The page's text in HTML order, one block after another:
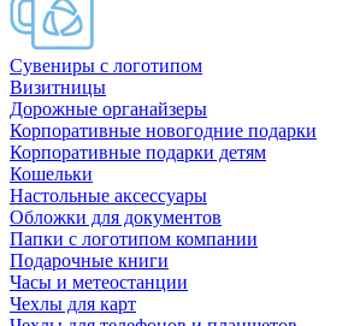
Сувениры с логотипом
Визитницы
Дорожные органайзеры
Корпоративные новогодние подарки
Корпоративные подарки детям
Кошельки
Настольные аксессуары
Обложки для документов
Папки с логотипом компании
Подарочные книги
Часы и метеостанции
Чехлы для карт